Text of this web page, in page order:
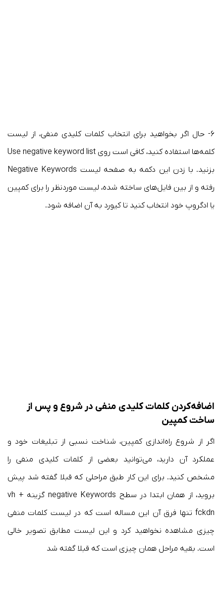
۶- حال اگر بخواهید برای انتخاب کلمات کلیدی منفی، از لیست
کلمه‌ها استفاده کنید، کافی است روی Use negative keyword list
بزنید. با زدن این دکمه به صفحه لیست Negative Keywords
رفته و از بین فایل‌های ساخته شده، لیست موردنظر را برای کمپین
یا ادگروپ خود انتخاب کنید تا کیورد به آن اضافه شود.
اضافه‌کردن کلمات کلیدی منفی در شروع و پس از
ساخت کمپین
اگر از شروع راه‌اندازی کمپین، شناخت نسبی از تبلیغات خود و
عملکرد آن دارید، می‌توانید بعضی از کلمات کلیدی منفی را
مشخص کنید. برای این کار طبق مراحلی که قبلا گفته شد پیش
بروید، از همان ابتدا در سطح negative Keywords گزینه + vh
fckdn تنها فرق آن این مساله است که در لیست کلمات منفی
چیزی مشاهده نخواهید کرد و این لیست مطابق تصویر خالی
است. بقیه مراحل همان چیزی است که قبلا گفته شد